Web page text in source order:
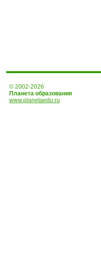
© 2002-2026
Планета образования
www.planetaedu.ru